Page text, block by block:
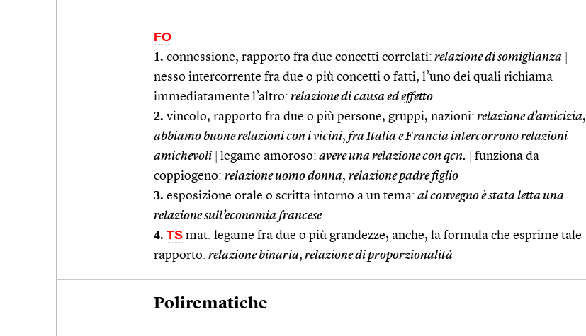
FO
1. connessione, rapporto fra due concetti correlati: relazione di somiglianza
nesso intercorrente fra due o più concetti o fatti, l’uno dei quali richiama
immediatamente l’altro: relazione di causa ed effetto
2. vincolo, rapporto fra due o più persone, gruppi, nazioni: relazione d’amicizia,
abbiamo buone relazioni con i vicini, fra Italia e Francia intercorrono relazioni
amichevoli
legame amoroso: avere una relazione con qcn.
funziona da
coppiogeno: relazione uomo donna, relazione padre figlio
3. esposizione orale o scritta intorno a un tema: al convegno è stata letta una
relazione sull’economia francese
4. TS mat. legame fra due o più grandezze; anche, la formula che esprime tale
rapporto: relazione binaria, relazione di proporzionalità
Polirematiche